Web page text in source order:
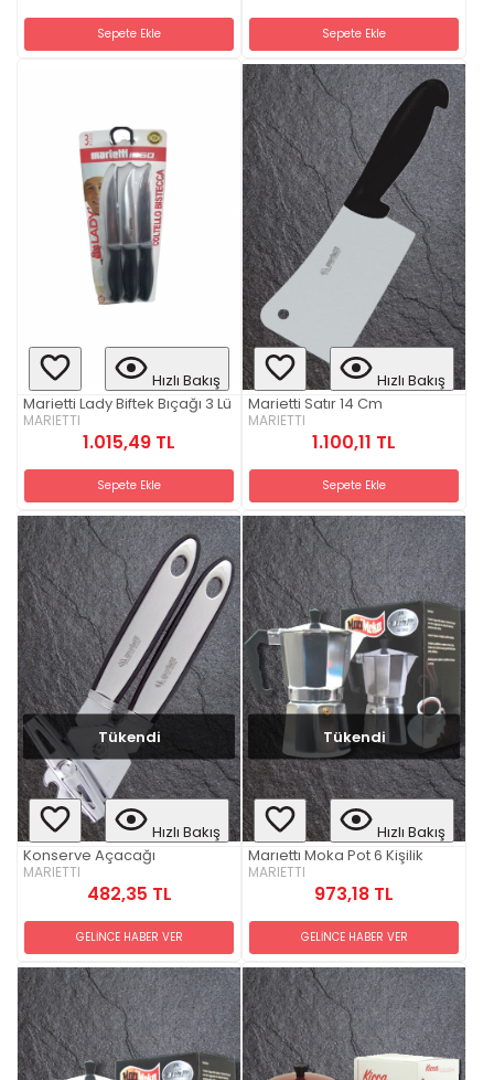
Sepete Ekle Sepete Ekle
Hızlı Bakış
Marietti Lady Biftek Bıçağı 3 Lü
MARIETTI
1.015,49 TL
Sepete Ekle
Hızlı Bakış
Marietti Satır 14 Cm
MARIETTI
1.100,11 TL
Sepete Ekle
Tükendi
Hızlı Bakış
Konserve Açacağı
MARIETTI
482,35 TL
GELİNCE HABER VER
Tükendi
Hızlı Bakış
Marıettı Moka Pot 6 Kişilik
MARIETTI
973,18 TL
GELİNCE HABER VER